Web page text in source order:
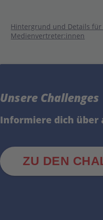
Hintergrund und Details
Medienvertreter:innen
Unsere Challenges
Informiere dich über
ZU DEN